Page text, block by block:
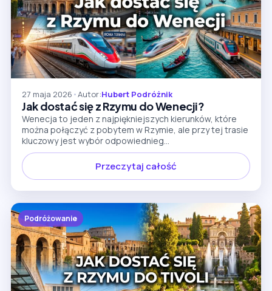
27 maja 2026 •Autor:Hubert Podróżnik
Jak dostać się z Rzymu do Wenecji?
Wenecja to jeden z najpiękniejszych kierunków, które
można połączyć z pobytem w Rzymie, ale przy tej trasie
kluczowy jest wybór odpowiednieg...
Przeczytaj całość
Podróżowanie